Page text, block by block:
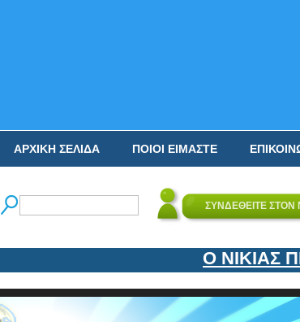
ΠΟΙΟΙ ΕΙΜΑΣΤΕ
ΑΡΧΙΚΗ ΣΕΛΙΔΑ
ΣΥΝΔΕΘΕΙΤΕ ΣΤΟΝ
Ο ΝΙΚΙΑΣ